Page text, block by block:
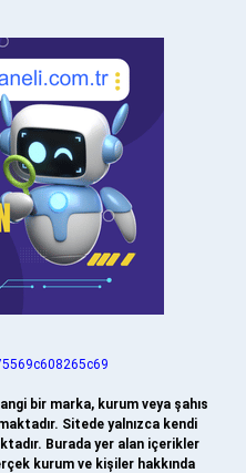
bir marka, kurum veya şahıs
Sitede yalnızca kendi
Burada yer alan içerikler
kurum ve kişiler hakkında